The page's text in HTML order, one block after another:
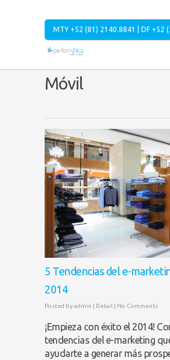
MTY +52 (81) 2140.8841 | DF +52
Móvil
5 Tendencias del e-
2014
Posted byadmin Retail No Comments
¡Empieza con éxito el 2014!
tendencias del e-marketing
ayudarte a generar más